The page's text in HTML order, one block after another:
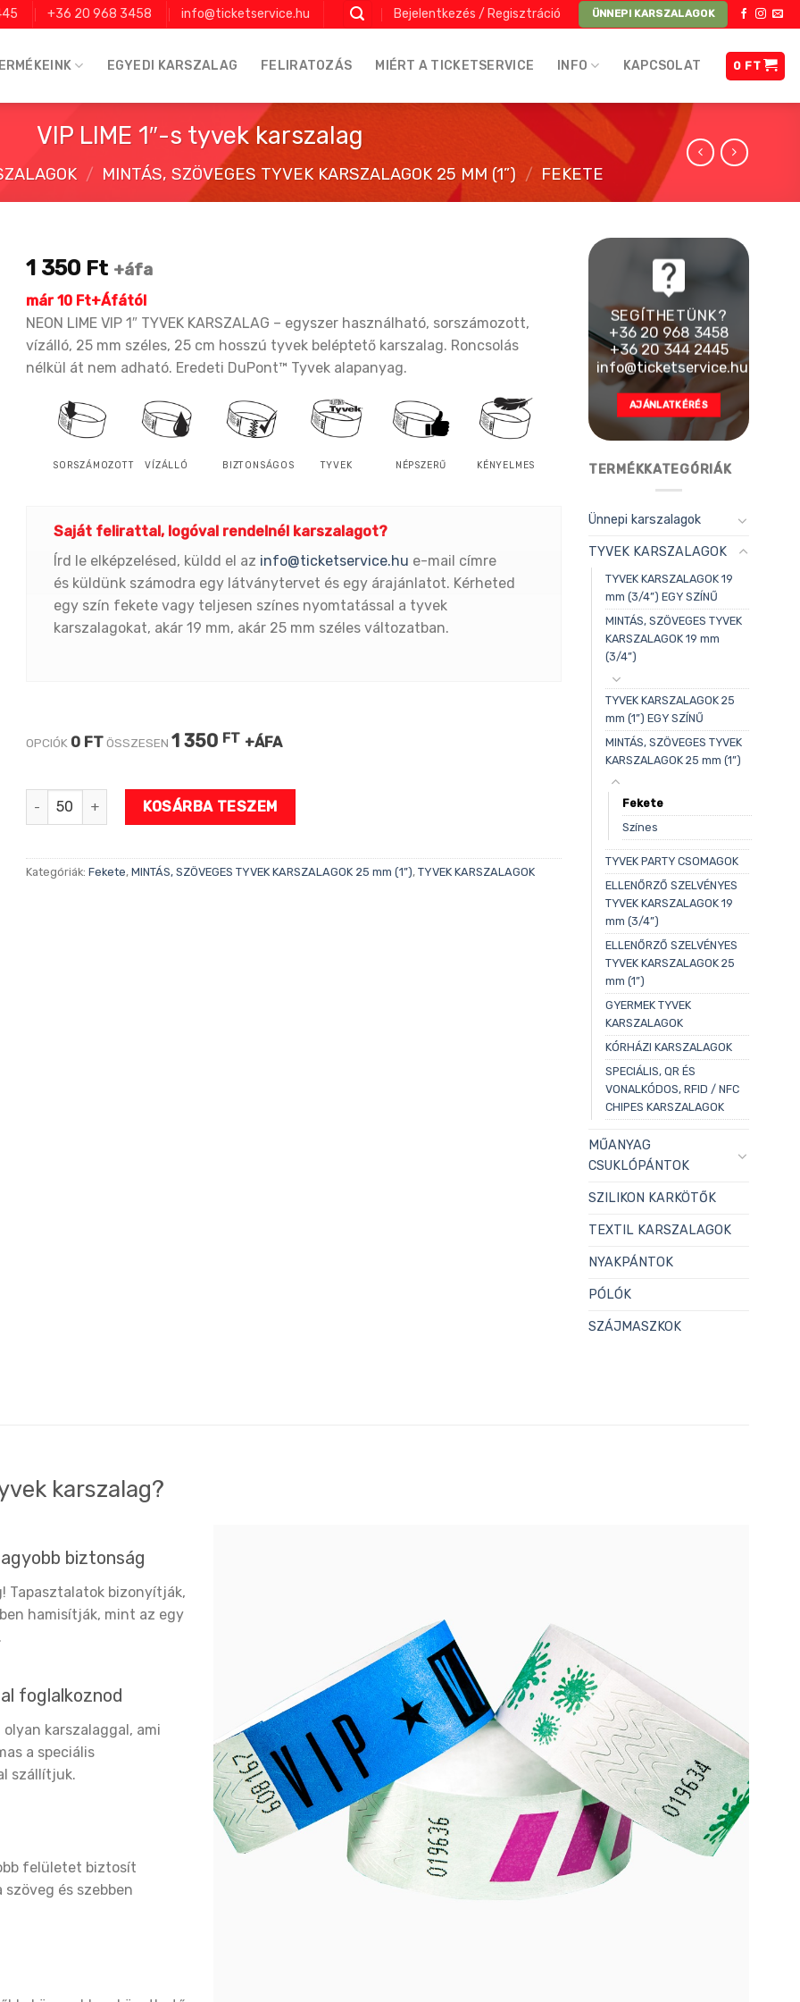
+36 20 968 3458 info@ticketservice.hu Bejelentkezés / Regisztráció ÜNNEPI KARSZALAGOK
EGYEDI KARSZALAG FELIRATOZÁS MIÉRT A TICKETSERVICE INFO KAPCSOLAT 0 FT
VIP LIME 1″-s tyvek karszalag
/ MINTÁS, SZÖVEGES TYVEK KARSZALAGOK 25 MM (1”) / FEKETE
1 350 Ft +áfa
már 10 Ft+Áfától
NEON LIME VIP 1″ TYVEK KARSZALAG – egyszer használható, sorszámozott,
vízálló, 25 mm széles, 25 cm hosszú tyvek beléptető karszalag. Roncsolás
nélkül át nem adható. Eredeti DuPont™ Tyvek alapanyag.
SORSZÁMOZOTT VÍZÁLLÓ BIZTONSÁGOS TYVEK NÉPSZERŰ KÉNYELMES
Saját felirattal, logóval rendelnél karszalagot?
Írd le elképzelésed, küldd el az info@ticketservice.hu e-mail címre
és küldünk számodra egy látványtervet és egy árajánlatot. Kérheted
egy szín fekete vagy teljesen színes nyomtatással a tyvek
karszalagokat, akár 19 mm, akár 25 mm széles változatban.
OPCIÓK 0 FTÖSSZESEN 1 350 FT +ÁFA
VIP LIME 1"-s tyvek karszalag mennyiség
KOSÁRBA TESZEM
Kategóriák: Fekete, MINTÁS, SZÖVEGES TYVEK KARSZALAGOK 25 mm (1”), TYVEK KARSZALAGOK
SEGÍTHETÜNK?
+36 20 968 3458
+36 20 344 2445
info@ticketservice.hu
AJÁNLATKÉRÉS
TERMÉKKATEGÓRIÁK
Ünnepi karszalagok
TYVEK KARSZALAGOK
TYVEK KARSZALAGOK 19
mm (3/4”) EGY SZÍNŰ
MINTÁS, SZÖVEGES TYVEK
KARSZALAGOK 19 mm
(3/4”)
TYVEK KARSZALAGOK 25
mm (1”) EGY SZÍNŰ
MINTÁS, SZÖVEGES TYVEK
KARSZALAGOK 25 mm (1”)
Fekete
Színes
TYVEK PARTY CSOMAGOK
ELLENŐRZŐ SZELVÉNYES
TYVEK KARSZALAGOK 19
mm (3/4”)
ELLENŐRZŐ SZELVÉNYES
TYVEK KARSZALAGOK 25
mm (1”)
GYERMEK TYVEK
KARSZALAGOK
KÓRHÁZI KARSZALAGOK
SPECIÁLIS, QR ÉS
VONALKÓDOS, RFID / NFC
CHIPES KARSZALAGOK
MŰANYAG
CSUKLÓPÁNTOK
SZILIKON KARKÖTŐK
TEXTIL KARSZALAGOK
NYAKPÁNTOK
PÓLÓK
SZÁJMASZKOK
karszalag?
biztonság
Tapasztalatok bizonyítják,
hamisítják, mint az egy
foglalkoznod
karszalaggal, ami
a speciális
szállítjuk.
felületet biztosít
és szebben